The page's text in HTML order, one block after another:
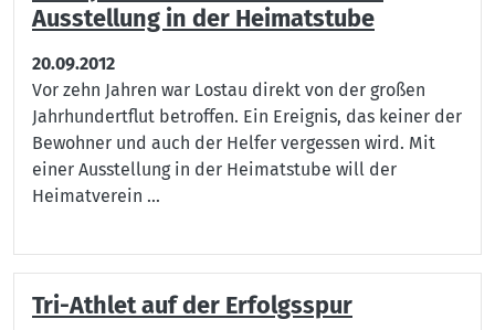
Ausstellung in der Heimatstube
20.09.2012
Vor zehn Jahren war Lostau direkt von der großen
Jahrhundertflut betroffen. Ein Ereignis, das keiner der
Bewohner und auch der Helfer vergessen wird. Mit
einer Ausstellung in der Heimatstube will der
Heimatverein ...
Tri-Athlet auf der Erfolgsspur